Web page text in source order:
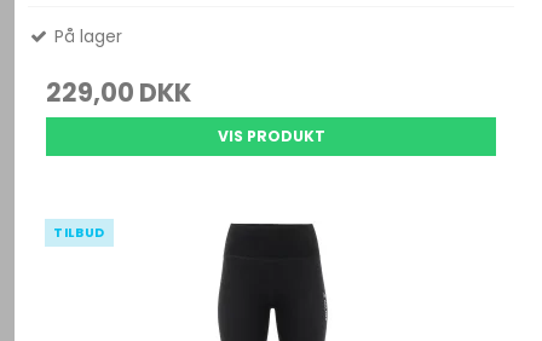
På lager
229,00 DKK
VIS PRODUKT
TILBUD